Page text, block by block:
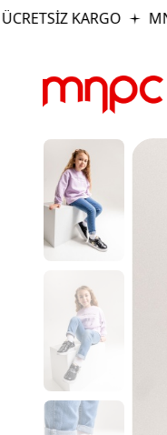
KARGO MNPC